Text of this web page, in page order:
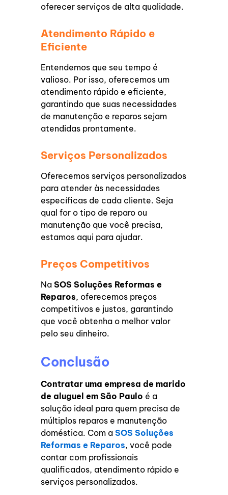
oferecer serviços de alta qualidade.
Atendimento Rápido e
Eficiente
Entendemos que seu tempo é
valioso. Por isso, oferecemos um
atendimento rápido e eficiente,
garantindo que suas necessidades
de manutenção e reparos sejam
atendidas prontamente.
Serviços Personalizados
Oferecemos serviços personalizados
para atender às necessidades
específicas de cada cliente. Seja
qual for o tipo de reparo ou
manutenção que você precisa,
estamos aqui para ajudar.
Preços Competitivos
NaSOS Soluções Reformas e
Reparos, oferecemos preços
competitivos e justos, garantindo
que você obtenha o melhor valor
pelo seu dinheiro.
Conclusão
Contratar uma empresa de marido
de aluguel em São Paulo é a
solução ideal para quem precisa de
múltiplos reparos e manutenção
doméstica. Com aSOS Soluções
Reformas e Reparos, você pode
contar com profissionais
qualificados, atendimento rápido e
serviços personalizados.